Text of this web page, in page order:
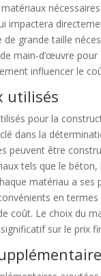
impactera
de grande taille
main-d’œuvre
influencer le
utilisés
pour la
dans la
peuvent être
tels que le béton,
matériau a ses
en termes
coût. Le choix du
sur le prix